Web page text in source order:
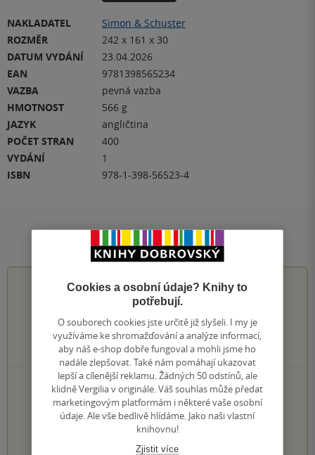
NAKLADATEL
Simon & Schuster
ROZMĚR
242 x 161 x 30
DATUM VYDÁNÍ
23.04.2026
EAN
9781398565234
VAZBA
pevná vazba
HMOTNOST
566 g
JAZYK
angličtina
POČET STRAN
400
VYDÁNÍ
1
ISBN
978-1-398-56523-4
Hodnocení a recenze čtenářů
4.6z5
851hodnocení čtenářů
592×
5 hvězdiček
212×
4 hvězdičky
39×
3 hvězdičky
2 hvězdičky
1 hvezdička
Cookies a osobní údaje? Knihy to
potřebují.
O souborech cookies jste určitě již slyšeli. I my je
využíváme ke shromažďování a analýze informací,
aby náš e-shop dobře fungoval a mohli jsme ho
nadále zlepšovat. Také nám pomáhají ukazovat
lepší a cílenější reklamu. Žádných 50 odstínů, ale
klidně Vergilia v originále. Váš souhlas může předat
marketingovým platformám i některé vaše osobní
údaje. Ale vše bedlivě hlídáme. Jako naši vlastní
knihovnu!
Zjistit více